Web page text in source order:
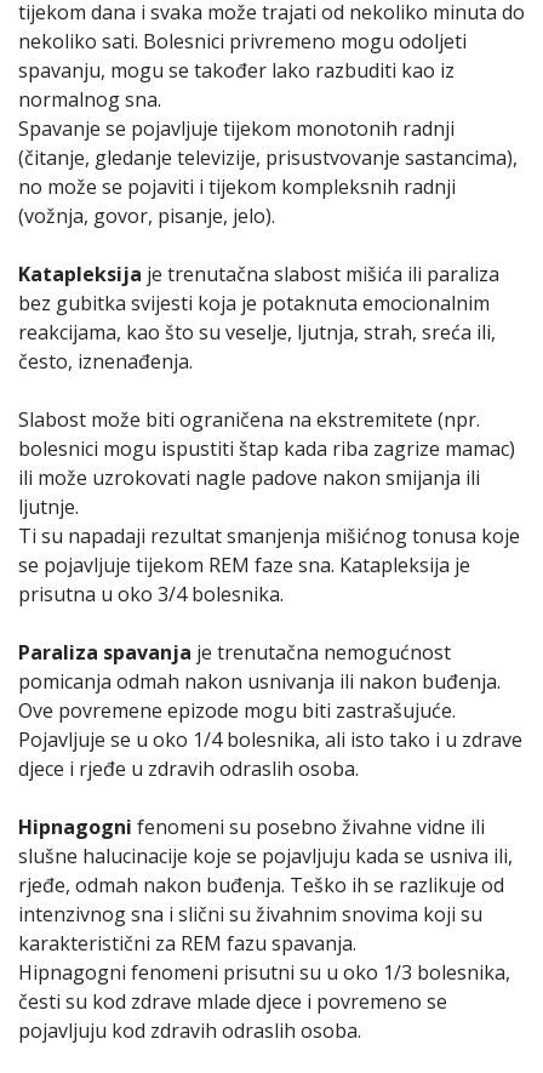
tijekom dana i svaka može trajati od nekoliko minuta do
nekoliko sati. Bolesnici privremeno mogu odoljeti
spavanju, mogu se također lako razbuditi kao iz
normalnog sna.
Spavanje se pojavljuje tijekom monotonih radnji
(čitanje, gledanje televizije, prisustvovanje sastancima),
no može se pojaviti i tijekom kompleksnih radnji
(vožnja, govor, pisanje, jelo).
Katapleksija je trenutačna slabost mišića ili paraliza
bez gubitka svijesti koja je potaknuta emocionalnim
reakcijama, kao što su veselje, ljutnja, strah, sreća ili,
često, iznenađenja.
Slabost može biti ograničena na ekstremitete (npr.
bolesnici mogu ispustiti štap kada riba zagrize mamac)
ili može uzrokovati nagle padove nakon smijanja ili
ljutnje.
Ti su napadaji rezultat smanjenja mišićnog tonusa koje
se pojavljuje tijekom REM faze sna. Katapleksija je
prisutna u oko 3/4 bolesnika.
Paraliza spavanja je trenutačna nemogućnost
pomicanja odmah nakon usnivanja ili nakon buđenja.
Ove povremene epizode mogu biti zastrašujuće.
Pojavljuje se u oko 1/4 bolesnika, ali isto tako i u zdrave
djece i rjeđe u zdravih odraslih osoba.
Hipnagogni fenomeni su posebno živahne vidne ili
slušne halucinacije koje se pojavljuju kada se usniva ili,
rjeđe, odmah nakon buđenja. Teško ih se razlikuje od
intenzivnog sna i slični su živahnim snovima koji su
karakteristični za REM fazu spavanja.
Hipnagogni fenomeni prisutni su u oko 1/3 bolesnika,
česti su kod zdrave mlade djece i povremeno se
pojavljuju kod zdravih odraslih osoba.